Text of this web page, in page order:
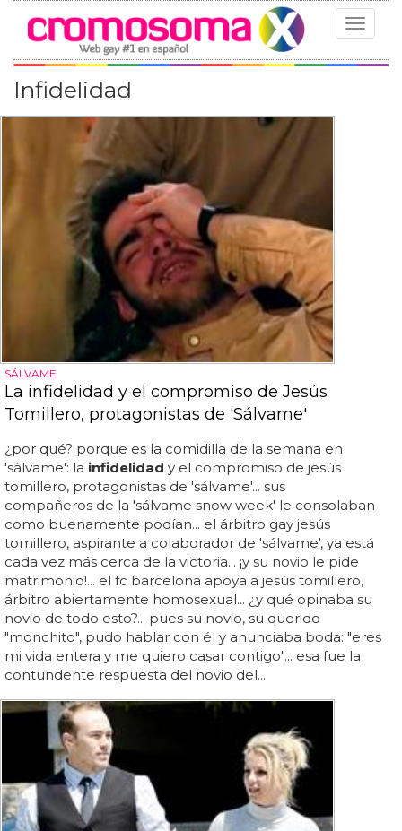
Toggle
Infidelidad
SÁLVAME
La infidelidad y el compromiso de Jesús
Tomillero, protagonistas de 'Sálvame'
¿por qué? porque es la comidilla de la semana en
'sálvame': la infidelidad y el compromiso de jesús
tomillero, protagonistas de 'sálvame'... sus
compañeros de la 'sálvame snow week' le consolaban
como buenamente podían... el árbitro gay jesús
tomillero, aspirante a colaborador de 'sálvame', ya está
cada vez más cerca de la victoria... ¡y su novio le pide
matrimonio!... el fc barcelona apoya a jesús tomillero,
árbitro abiertamente homosexual... ¿y qué opinaba su
novio de todo esto?... pues su novio, su querido
"monchito", pudo hablar con él y anunciaba boda: "eres
mi vida entera y me quiero casar contigo"... esa fue la
contundente respuesta del novio del...